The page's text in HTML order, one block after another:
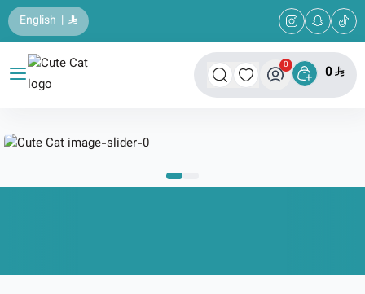
English |
Cute Cat
0 0